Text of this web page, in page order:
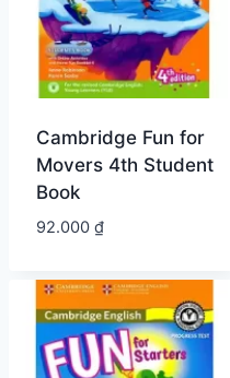
Cambridge Fun for
Movers 4th Student
Book
92.000 ₫